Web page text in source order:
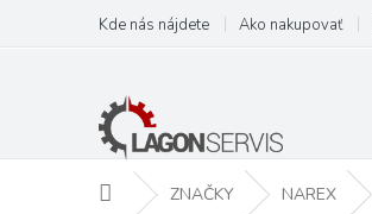
obsah
Kde nás nájdete Ako nakupovať
DomovZNAČKY NAREX